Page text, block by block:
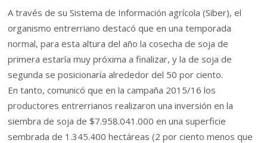
A través de su Sistema de Información agrícola (Siber), el
organismo entrerriano destacó que en una temporada
normal, para esta altura del año la cosecha de soja de
primera estaría muy próxima a finalizar, y la de soja de
segunda se posicionaría alrededor del 50 por ciento.
En tanto, comunicó que en la campaña 2015/16 los
productores entrerrianos realizaron una inversión en la
siembra de soja de $7.958.041.000 en una superficie
sembrada de 1.345.400 hectáreas (2 por ciento menos que